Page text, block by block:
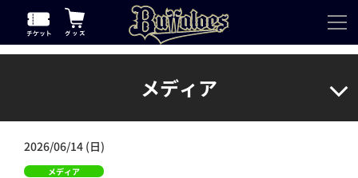
メディア
2026/06/14 (日)
メディア